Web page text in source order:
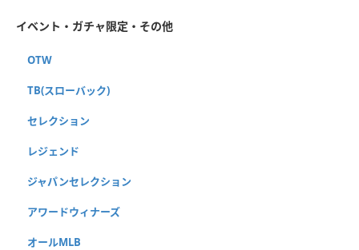
イベント・ガチャ限定・その他
OTW
TB(スローバック)
セレクション
レジェンド
ジャパンセレクション
アワードウィナーズ
オールMLB